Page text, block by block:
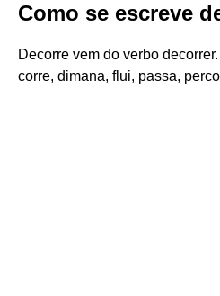
Como se escreve
Decorre vem do verbo
corre, dimana, flui, passa,